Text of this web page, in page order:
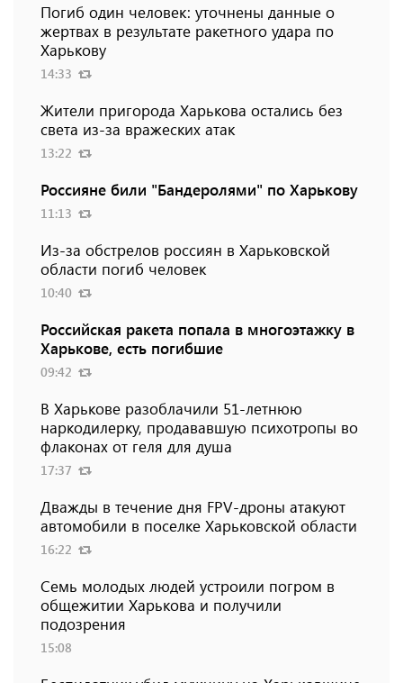
Погиб один человек: уточнены данные о
жертвах в результате ракетного удара по
Харькову
14:33
Жители пригорода Харькова остались без
света из-за вражеских атак
13:22
Россияне били "Бандеролями" по Харькову
11:13
Из-за обстрелов россиян в Харьковской
области погиб человек
10:40
Российская ракета попала в многоэтажку в
Харькове, есть погибшие
09:42
В Харькове разоблачили 51-летнюю
наркодилерку, продававшую психотропы во
флаконах от геля для душа
17:37
Дважды в течение дня FPV-дроны атакуют
автомобили в поселке Харьковской области
16:22
Семь молодых людей устроили погром в
общежитии Харькова и получили
подозрения
15:08